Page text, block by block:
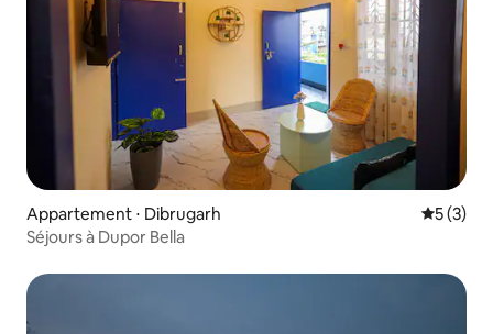
Appartement ⋅ Dibrugarh
5 (3)
Séjours à Dupor Bella